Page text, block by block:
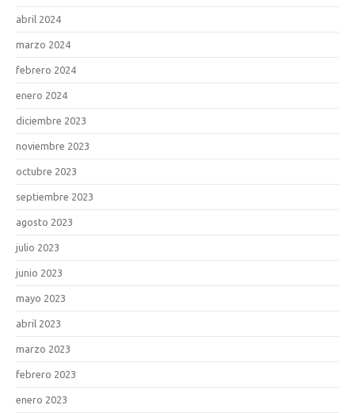
abril 2024
marzo 2024
febrero 2024
enero 2024
diciembre 2023
noviembre 2023
octubre 2023
septiembre 2023
agosto 2023
julio 2023
junio 2023
mayo 2023
abril 2023
marzo 2023
febrero 2023
enero 2023